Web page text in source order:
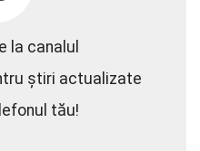
la canalul
știri actualizate
tău!